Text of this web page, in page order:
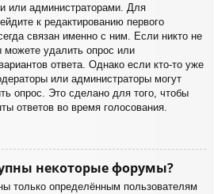
или администраторами. Для
к редактированию первого
связан именно с ним. Если никто не
можете удалить опрос или
ответа. Однако если кто-то уже
или администраторы могут
опрос. Это сделано для того, чтобы
ответов во время голосования.
некоторые форумы?
только определённым пользователям